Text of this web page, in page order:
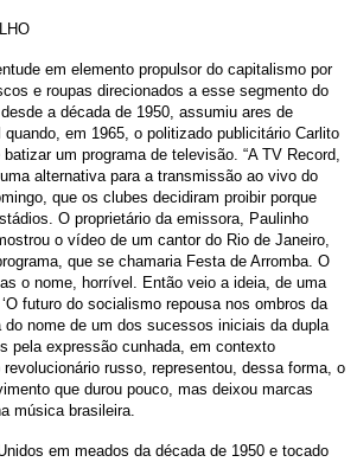
em elemento propulsor do capitalismo por
e roupas direcionados a esse segmento do
a década de 1950, assumiu ares de
em 1965, o politizado publicitário Carlito
um programa de televisão. “A TV Record,
alternativa para a transmissão ao vivo do
que os clubes decidiram proibir porque
O proprietário da emissora, Paulinho
o vídeo de um cantor do Rio de Janeiro,
que se chamaria Festa de Arromba. O
o nome, horrível. Então veio a ideia, de uma
futuro do socialismo repousa nos ombros da
do nome de um dos sucessos iniciais da dupla
pela expressão cunhada, em contexto
russo, representou, dessa forma, o
que durou pouco, mas deixou marcas
música brasileira.
em meados da década de 1950 e tocado